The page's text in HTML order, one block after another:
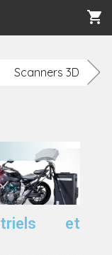
shopping_cart
Scanners 3D
et